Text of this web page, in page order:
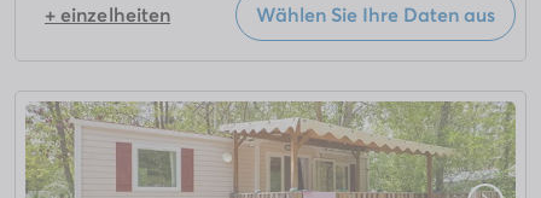
+ einzelheiten Wählen Sie Ihre Daten aus